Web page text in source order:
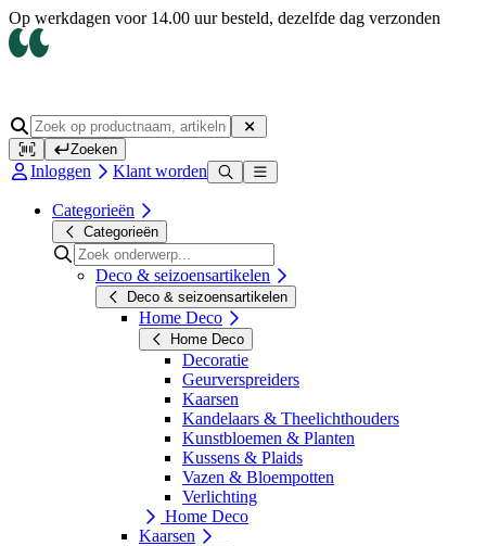
Op werkdagen voor 14.00 uur besteld, dezelfde dag verzonden
Zoeken
Inloggen Klant worden
Categorieën
Categorieën
Deco & seizoensartikelen
Deco & seizoensartikelen
Home Deco
Home Deco
Decoratie
Geurverspreiders
Kaarsen
Kandelaars & Theelichthouders
Kunstbloemen & Planten
Kussens & Plaids
Vazen & Bloempotten
Verlichting
Home Deco
Kaarsen